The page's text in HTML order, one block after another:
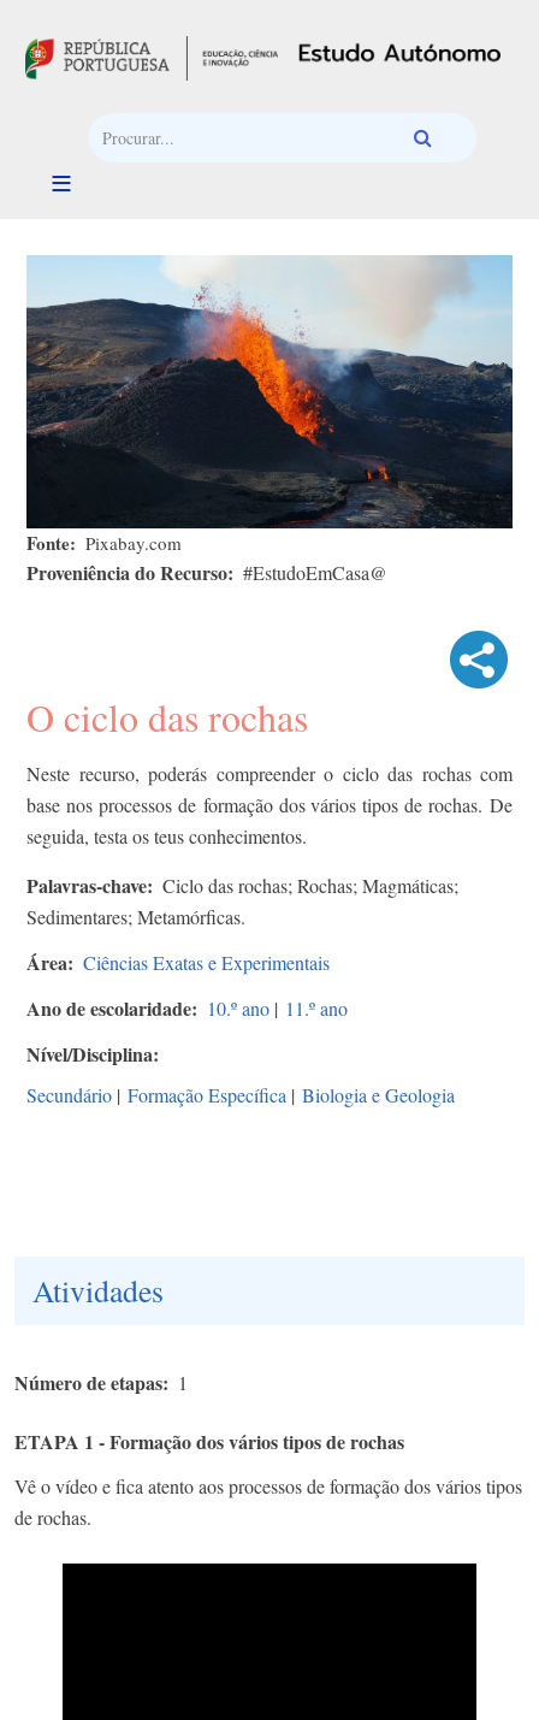
Fonte Pixabay.com
Proveniência do Recurso #EstudoEmCasa@
O ciclo das rochas
Neste recurso, poderás compreender o ciclo das rochas com
base nos processos de formação dos vários tipos de rochas. ​De
seguida, testa os teus conhecimentos.
Palavras-chave
Ciclo das rochas; Rochas; Magmáticas;
Sedimentares; Metamórficas.
Área Ciências Exatas e Experimentais
Ano de escolaridade 10.º ano | 11.º ano
Nível/Disciplina
Secundário | Formação Específica | Biologia e Geologia
Atividades
Número de etapas 1
ETAPA 1 - Formação dos vários tipos de rochas
Vê o vídeo e fica atento aos processos de formação dos vários tipos
de rochas.